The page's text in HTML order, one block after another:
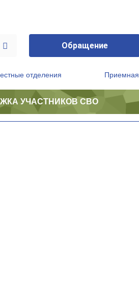
Обращение
отделения Приемная
УЧАСТНИКОВ СВО